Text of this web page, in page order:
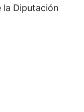
la Diputación